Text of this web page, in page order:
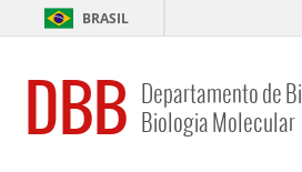
BRASIL
DBB Departamento de
Biologia Molecular